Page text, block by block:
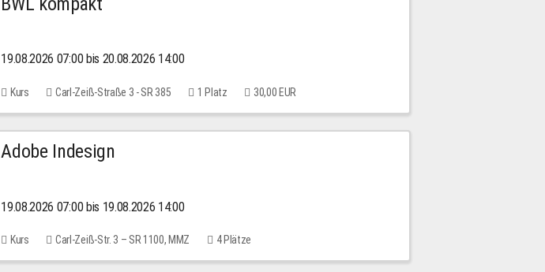
19.08.2026 07:00 bis 20.08.2026 14:00
Kurs Carl-Zeiß-Straße 3 - SR 385 1 Platz 30,00 EUR
Adobe Indesign
19.08.2026 07:00 bis 19.08.2026 14:00
Kurs Carl-Zeiß-Str. 3 – SR 1100, MMZ 4 Plätze